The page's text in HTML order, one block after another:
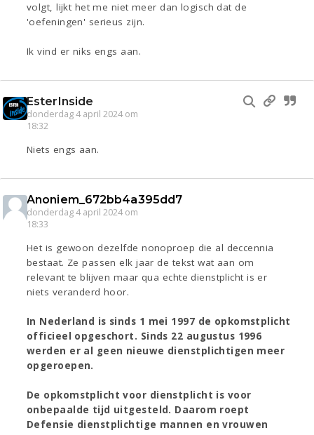
volgt, lijkt het me niet meer dan logisch dat de
'oefeningen' serieus zijn.
Ik vind er niks engs aan.
EsterInside
donderdag 4 april 2024 om
18:32
Niets engs aan.
Anoniem_672bb4a395dd7
donderdag 4 april 2024 om
18:33
Het is gewoon dezelfde nonoproep die al deccennia
bestaat. Ze passen elk jaar de tekst wat aan om
relevant te blijven maar qua echte dienstplicht is er
niets veranderd hoor.
In Nederland is sinds 1 mei 1997 de opkomstplicht
officieel opgeschort. Sinds 22 augustus 1996
werden er al geen nieuwe dienstplichtigen meer
opgeroepen.
De opkomstplicht voor dienstplicht is voor
onbepaalde tijd uitgesteld. Daarom roept
Defensie dienstplichtige mannen en vrouwen